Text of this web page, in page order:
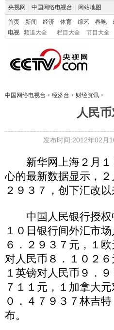
央视网 中国网络电视台 网站地图
首页 新闻 经济 体育 综艺 春晚
电视
频道大全 栏目大全 节目大全
中国网络电视台 > 经济台 > 财经资讯 >
人民
发布时间:2012年02月
新华网上海２月１
心的最新数据显示，
２９３７，创下汇改以
中国人民银行授权
１０日银行间外汇市
６．２９３７元，１
对人民币８．１０２
１英镑对人民币９．
７１１元，１加拿大
０．４７９３７林吉
布。